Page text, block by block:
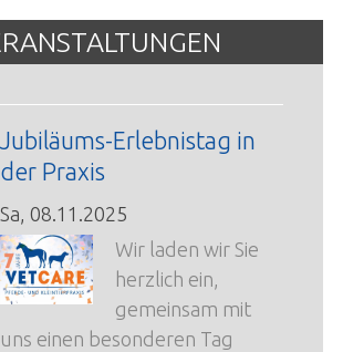
Jubiläums-Erlebnistag in
der Praxis
Sa, 08.11.2025
Wir laden wir Sie
herzlich ein,
gemeinsam mit
uns einen besonderen Tag